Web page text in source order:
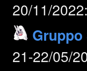
20/11/2022:
21-22/05/